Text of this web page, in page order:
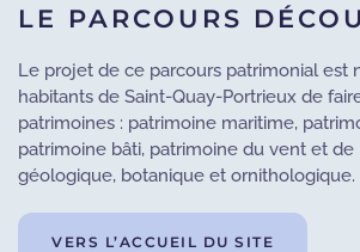
LE PARCOURS
Le projet de ce parcours patrimonial est
habitants de Saint-Quay-Portrieux de
patrimoines : patrimoine maritime,
patrimoine bâti, patrimoine du vent et de
géologique, botanique et ornithologique.
VERS L’ACCUEIL DU SITE